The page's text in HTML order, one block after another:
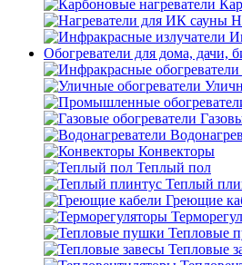
Обогреватели для дома, дачи,
Конвекторы
Теплый пол
Теплый
Греющие
Тепловые
Тепловые